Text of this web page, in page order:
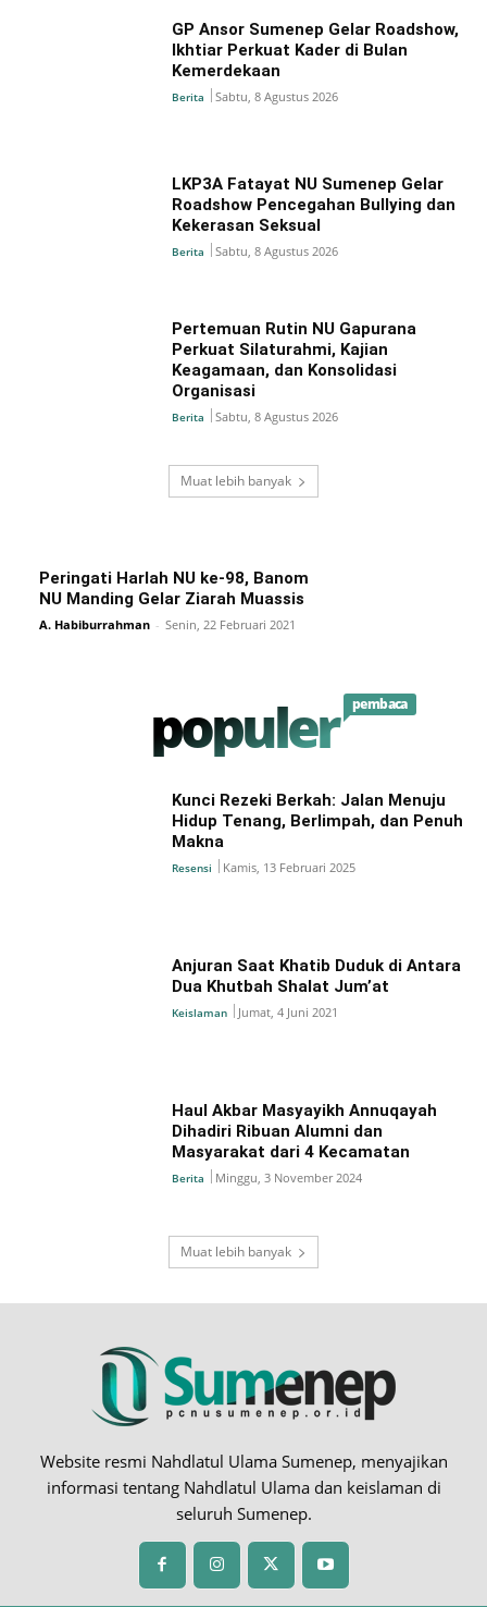
GP Ansor Sumenep Gelar Roadshow,
Ikhtiar Perkuat Kader di Bulan
Kemerdekaan
Berita Sabtu, 8 Agustus 2026
LKP3A Fatayat NU Sumenep Gelar
Roadshow Pencegahan Bullying dan
Kekerasan Seksual
Berita Sabtu, 8 Agustus 2026
Pertemuan Rutin NU Gapurana
Perkuat Silaturahmi, Kajian
Keagamaan, dan Konsolidasi
Organisasi
Berita Sabtu, 8 Agustus 2026
Muat lebih banyak
Peringati Harlah NU ke-98, Banom
NU Manding Gelar Ziarah Muassis
A. Habiburrahman - Senin, 22 Februari 2021
populer pembaca
Kunci Rezeki Berkah: Jalan Menuju
Hidup Tenang, Berlimpah, dan Penuh
Makna
Resensi Kamis, 13 Februari 2025
Anjuran Saat Khatib Duduk di Antara
Dua Khutbah Shalat Jum’at
Keislaman Jumat, 4 Juni 2021
Haul Akbar Masyayikh Annuqayah
Dihadiri Ribuan Alumni dan
Masyarakat dari 4 Kecamatan
Berita Minggu, 3 November 2024
Muat lebih banyak
Website resmi Nahdlatul Ulama Sumenep, menyajikan
informasi tentang Nahdlatul Ulama dan keislaman di
seluruh Sumenep.